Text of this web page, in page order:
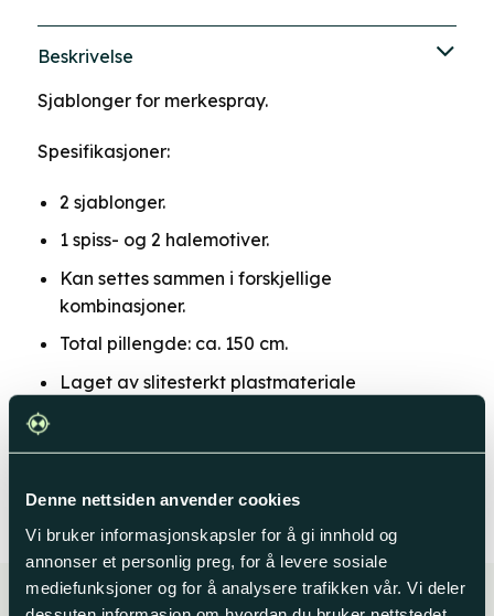
Denne nettsiden anvender cookies
Vi bruker informasjonskapsler for å gi innhold og
annonser et personlig preg, for å levere sosiale
mediefunksjoner og for å analysere trafikken vår. Vi deler
varianter.
på
Beskrivelse
Sjablonger for merkespray.
Spesifikasjoner:
2 sjablonger.
1 spiss- og 2 halemotiver.
Kan settes sammen i forskjellige
kombinasjoner.
Total pillengde: ca. 150 cm.
Laget av slitesterkt plastmateriale
Bokstavhøyde på 39 cm